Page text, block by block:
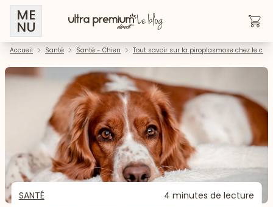
ME
NU
Accueil Santé Santé - Chien Tout savoir sur la piroplasmose chez le
SANTÉ 4 minutes de lecture